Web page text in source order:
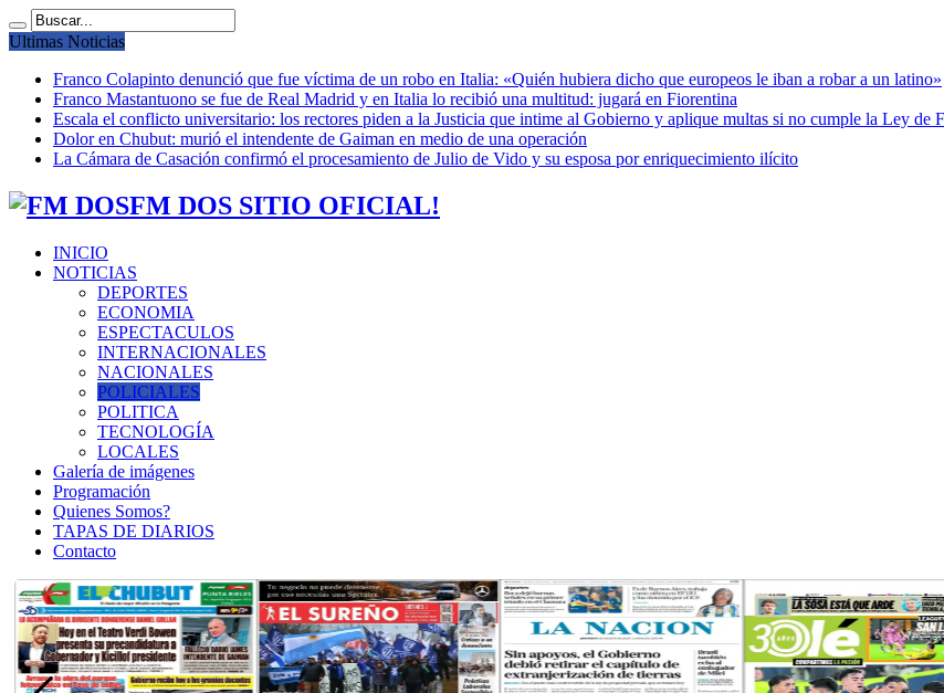
Ultimas Noticias
Franco Colapinto denunció que fue víctima de un robo en Italia: «Quién hubiera dicho que europeos le iban a robar a un latino»
Franco Mastantuono se fue de Real Madrid y en Italia lo recibió una multitud: jugará en Fiorentina
Escala el conflicto universitario: los rectores piden a la Justicia que intime al Gobierno y aplique multas si no cumple la Ley de
Dolor en Chubut: murió el intendente de Gaiman en medio de una operación
La Cámara de Casación confirmó el procesamiento de Julio de Vido y su esposa por enriquecimiento ilícito
FM DOS SITIO OFICIAL!
INICIO
NOTICIAS
DEPORTES
ECONOMIA
ESPECTACULOS
INTERNACIONALES
NACIONALES
POLICIALES
POLITICA
TECNOLOGÍA
LOCALES
Galería de imágenes
Programación
Quienes Somos?
TAPAS DE DIARIOS
Contacto